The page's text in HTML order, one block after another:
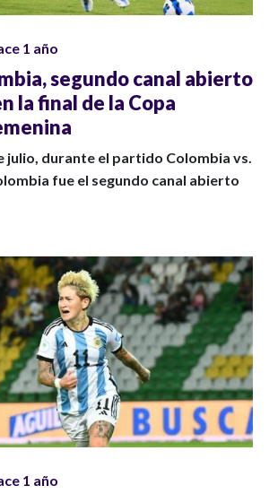
1 año
segundo canal abierto
la final de la Copa
julio, durante el partido Colombia vs.
fue el segundo canal abierto
1 año